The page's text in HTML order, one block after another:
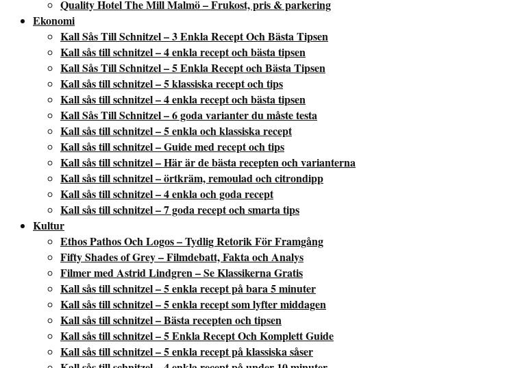
Quality Hotel The Mill Malmö – Frukost, pris & parkering
Ekonomi
Kall Sås Till Schnitzel – 3 Enkla Recept Och Bästa Tipsen
Kall sås till schnitzel – 4 enkla recept och bästa tipsen
Kall Sås Till Schnitzel – 5 Enkla Recept och Bästa Tipsen
Kall sås till schnitzel – 5 klassiska recept och tips
Kall sås till schnitzel – 4 enkla recept och bästa tipsen
Kall Sås Till Schnitzel – 6 goda varianter du måste testa
Kall sås till schnitzel – 5 enkla och klassiska recept
Kall sås till schnitzel – Guide med recept och tips
Kall sås till schnitzel – Här är de bästa recepten och varianterna
Kall sås till schnitzel – örtkräm, remoulad och citrondipp
Kall sås till schnitzel – 4 enkla och goda recept
Kall sås till schnitzel – 7 goda recept och smarta tips
Kultur
Ethos Pathos Och Logos – Tydlig Retorik För Framgång
Fifty Shades of Grey – Filmdebatt, Fakta och Analys
Filmer med Astrid Lindgren – Se Klassikerna Gratis
Kall sås till schnitzel – 5 enkla recept på bara 5 minuter
Kall sås till schnitzel – 5 enkla recept som lyfter middagen
Kall sås till schnitzel – Bästa recepten och tipsen
Kall sås till schnitzel – 5 Enkla Recept Och Komplett Guide
Kall sås till schnitzel – 5 enkla recept på klassiska såser